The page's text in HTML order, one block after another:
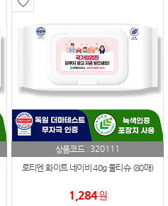
상품코드 : 320111
로티엔 화이트 네이비 40g 물티슈 (80매)
1,284원